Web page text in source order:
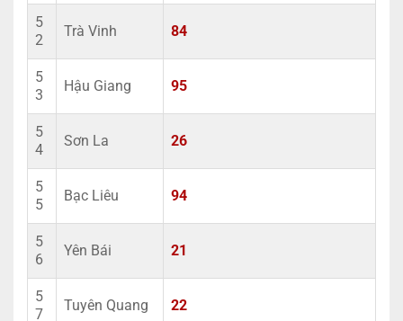
5
2
Trà Vinh 84
5
3
Hậu Giang 95
5
4
Sơn La 26
5
5
Bạc Liêu 94
5
6
Yên Bái 21
5
7
Tuyên Quang 22